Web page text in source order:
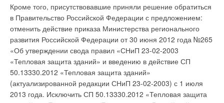
Кроме того, присутствовавшие приняли решение обратиться
в Правительство Российской Федерации с предложением:
отменить действие приказа Министерства регионального
развития Российской Федерации от 30 июня 2012 года №265
«Об утверждении свода правил «СНиП 23-02-2003
«Тепловая защита зданий» и введению в действие СП
50.13330.2012 «Тепловая защита зданий»
(актуализированной редакции СНиП 23-02-2003) с 1 июля
2013 года. Исключить СП 50.13330.2012 «Тепловая защита